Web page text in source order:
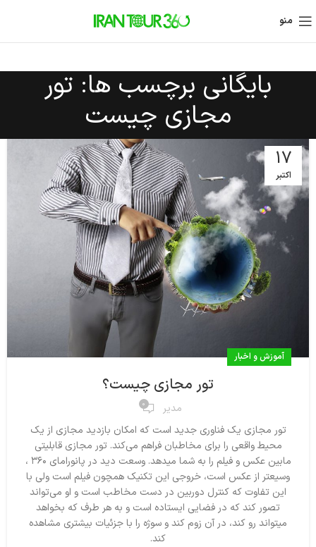
منو
بایگانی برچسب ها: تور
مجازی چیست
17
اکتبر
آموزش و اخبار
تور مجازی چیست؟
مدیر 0
تور مجازی یک فناوری جدید است که امکان بازدید مجازی از یک
محیط واقعی را برای مخاطبان فراهم می‌کند. تور مجازی قابلیتی
مابین عکس و فیلم را به شما میدهد. وسعت دید در پانورامای ۳۶۰ ،
وسیعتر از عکس است، خروجی این تکنیک همچون فیلم است ولی با
این تفاوت که کنترل دوربین در دست مخاطب است و او می‌تواند
تصور کند که در فضایی ایستاده است و به هر طرف که بخواهد
میتواند رو کند، در آن زوم کند و سوژه را با جزئیات بیشتری مشاهده
کند.